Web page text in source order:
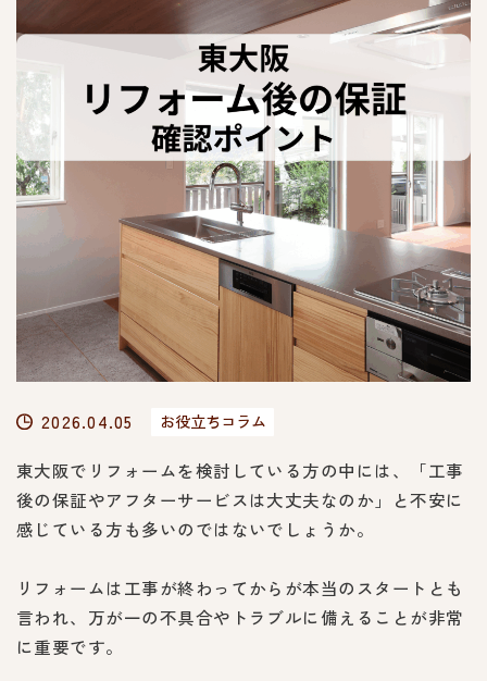
2026.04.05 お役立ちコラム
東大阪でリフォームを検討している方の中には、「工事
後の保証やアフターサービスは大丈夫なのか」と不安に
感じている方も多いのではないでしょうか。
リフォームは工事が終わってからが本当のスタートとも
言われ、万が一の不具合やトラブルに備えることが非常
に重要です。